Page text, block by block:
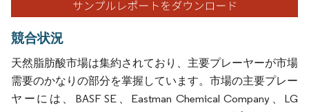
競合状況
天然脂肪酸市場は集約されており、主要プレーヤーが市場
需要のかなりの部分を掌握しています。市場の主要プレー
ヤーには、BASF SE、Eastman Chemical Company、LG